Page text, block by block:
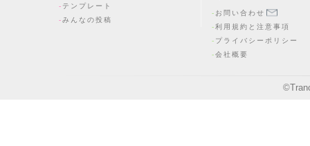
テンプレート
みんなの投稿
お問い合わせ
利用規約と注意事項
プライバシーポリシー
会社概要
©